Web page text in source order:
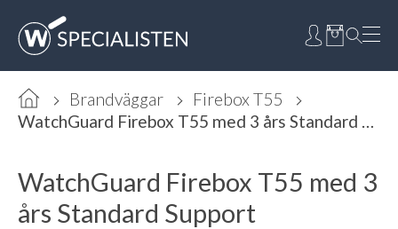
Brandväggar
Firebox T55
WatchGuard Firebox T55 med 3 års Standard Support
WatchGuard Firebox T55 med 3
års Standard Support